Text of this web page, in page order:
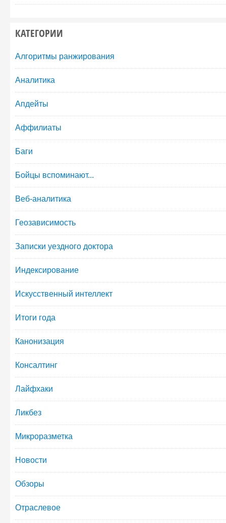
КАТЕГОРИИ
Алгоритмы ранжирования
Аналитика
Апдейты
Аффилиаты
Баги
Бойцы вспоминают...
Веб-аналитика
Геозависимость
Записки уездного доктора
Индексирование
Искусственный интеллект
Итоги года
Канонизация
Консалтинг
Лайфхаки
Ликбез
Микроразметка
Новости
Обзоры
Отраслевое